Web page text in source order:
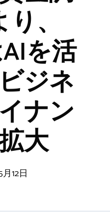
、
を活
ジネ
ナン
大
12日